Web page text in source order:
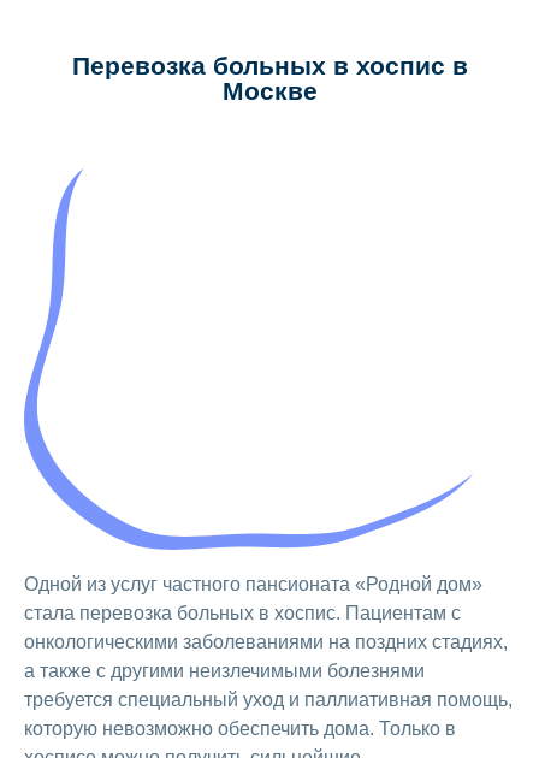
Перевозка больных в хоспис в
Москве
Одной из услуг частного пансионата «Родной дом»
стала перевозка больных в хоспис. Пациентам с
онкологическими заболеваниями на поздних стадиях,
а также с другими неизлечимыми болезнями
требуется специальный уход и паллиативная помощь,
которую невозможно обеспечить дома. Только в